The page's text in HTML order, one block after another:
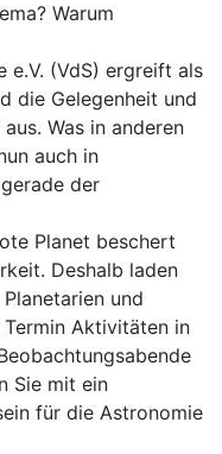
Warum
e.V. (VdS) ergreift als
die Gelegenheit und
Was in anderen
auch in
der
Planet beschert
Deshalb laden
und
Aktivitäten in
Sie mit ein
für die Astronomie